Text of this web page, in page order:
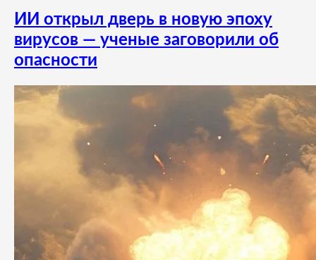
ИИ открыл дверь в новую эпоху
вирусов — ученые заговорили об
опасности